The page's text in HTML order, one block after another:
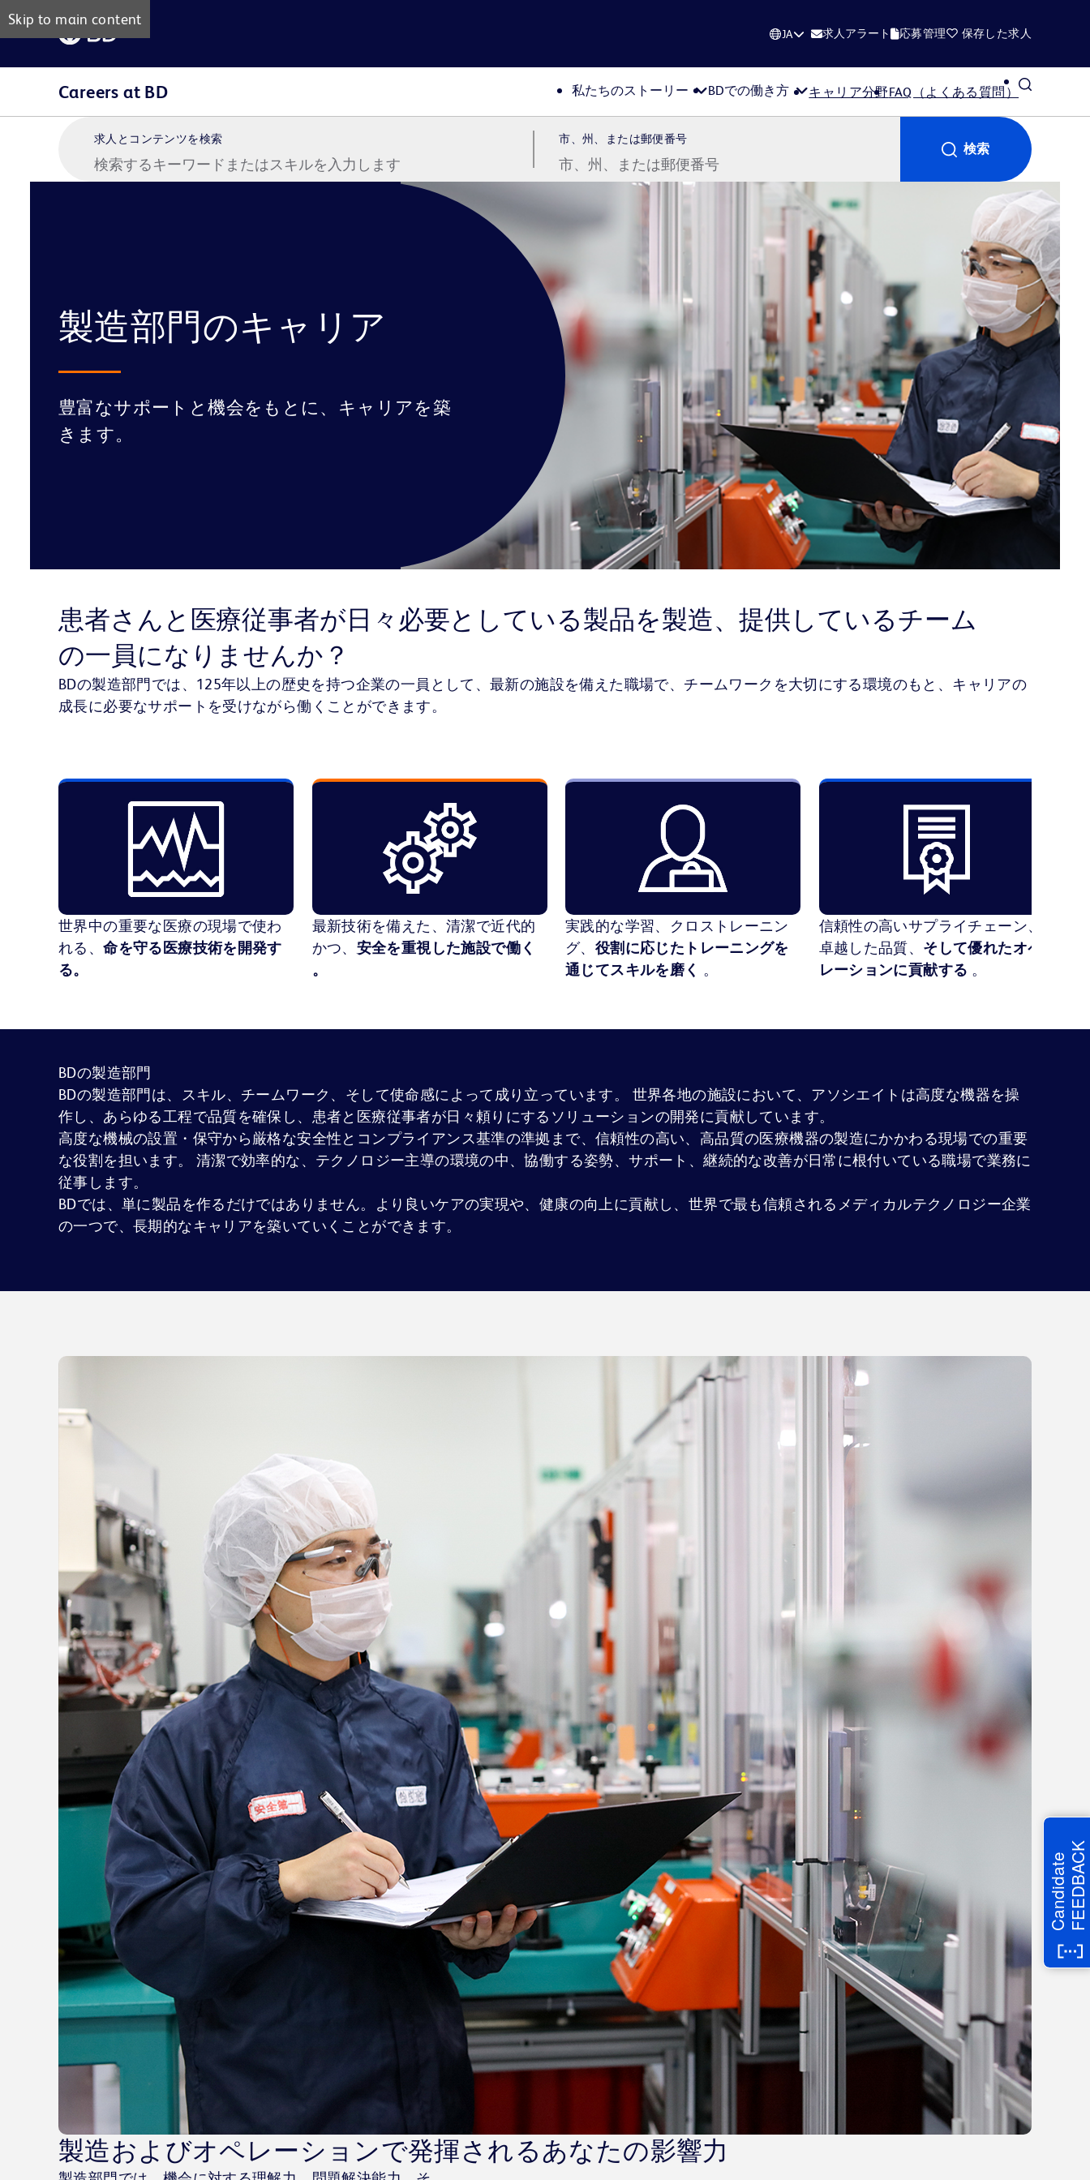
Skip to main content
JA 求人アラート 応募管理 保存した求人
Careers at BD 私たちのストーリー BDでの働き方 キャリア分野FAQ（よくある質問）
求人とコンテンツを検索 市、州、または郵便番号
検索
製造部門のキャリア
豊富なサポートと機会をもとに、キャリアを築
きます。
患者さんと医療従事者が日々必要としている製品を製造、提供しているチーム
の一員になりませんか？
BDの製造部門では、125年以上の歴史を持つ企業の一員として、最新の施設を備えた職場で、チームワークを大切にする環境のもと、キャリアの
成長に必要なサポートを受けながら働くことができます。
世界中の重要な医療の現場で使わ
れる、命を守る医療技術を開発す
る。
最新技術を備えた、清潔で近代的
かつ、 安全を重視した施設で働く
。
実践的な学習、クロストレーニン
グ、 役割に応じたトレーニングを
通じてスキルを磨く 。
信頼性の高いサプライチェーン、
卓越した品質、 そして優れたオペ
レーションに貢献する 。
BDの製造部門
BDの製造部門は、スキル、チームワーク、そして使命感によって成り立っています。 世界各地の施設において、アソシエイトは高度な機器を操
作し、あらゆる工程で品質を確保し、患者と医療従事者が日々頼りにするソリューションの開発に貢献しています。
高度な機械の設置・保守から厳格な安全性とコンプライアンス基準の準拠まで、信頼性の高い、高品質の医療機器の製造にかかわる現場での重要
な役割を担います。 清潔で効率的な、テクノロジー主導の環境の中、協働する姿勢、サポート、継続的な改善が日常に根付いている職場で業務に
従事します。
BDでは、単に製品を作るだけではありません。より良いケアの実現や、健康の向上に貢献し、世界で最も信頼されるメディカルテクノロジー企業
の一つで、長期的なキャリアを築いていくことができます。
製造およびオペレーションで発揮されるあなたの影響力
CandidateFEEDBACK